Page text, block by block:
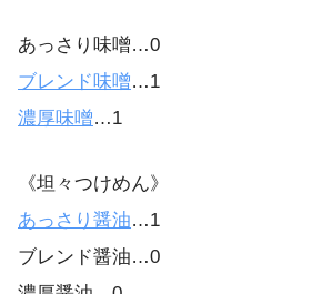
あっさり味噌…0
ブレンド味噌…1
濃厚味噌…1
《坦々つけめん》
あっさり醤油…1
ブレンド醤油…0